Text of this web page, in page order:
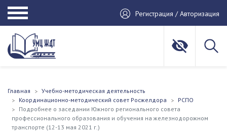
Регистрация / Авторизация
Главная
Учебно-методическая деятельность
Координационно-методический совет Росжелдора
РСПО
Подробнее о заседании Южного регионального совета
профессионального образования и обучения на железнодорожном
транспорте (12-13 мая 2021 г.)